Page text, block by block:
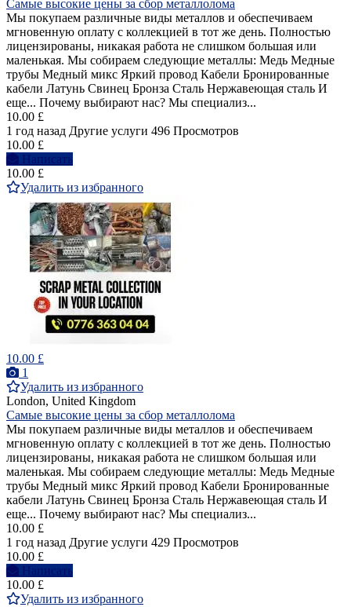
Самые высокие цены за сбор металлолома
Мы покупаем различные виды металлов и обеспечиваем
мгновенную оплату с коллекцией в тот же день. Полностью
лицензированы, никакая работа не слишком большая или
маленькая. Мы собираем следующие металлы: Медь Медные
трубы Медный микс Яркий провод Кабели Бронированные
кабели Латунь Свинец Бронза Сталь Нержавеющая сталь И
еще... Почему выбирают нас? Мы специализ...
10.00 £
1 год назад Другие услуги 496 Просмотров
10.00 £
Написать
10.00 £
Удалить из избранного
10.00 £
1
Удалить из избранного
London, United Kingdom
Самые высокие цены за сбор металлолома
Мы покупаем различные виды металлов и обеспечиваем
мгновенную оплату с коллекцией в тот же день. Полностью
лицензированы, никакая работа не слишком большая или
маленькая. Мы собираем следующие металлы: Медь Медные
трубы Медный микс Яркий провод Кабели Бронированные
кабели Латунь Свинец Бронза Сталь Нержавеющая сталь И
еще... Почему выбирают нас? Мы специализ...
10.00 £
1 год назад Другие услуги 429 Просмотров
10.00 £
Написать
10.00 £
Удалить из избранного